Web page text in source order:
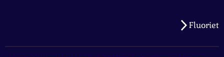
Fluoriet